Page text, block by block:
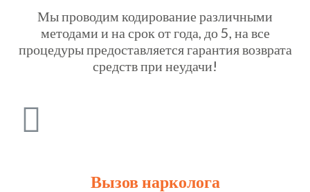
Мы проводим кодирование различными
методами и на срок от года, до 5, на все
процедуры предоставляется гарантия возврата
средств при неудачи!
Вызов нарколога